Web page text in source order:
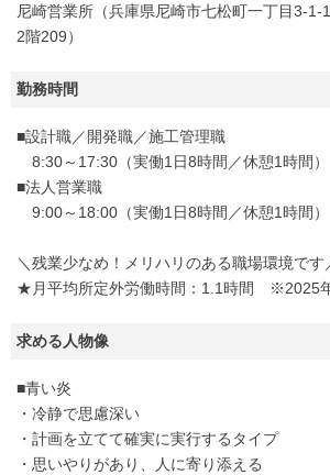
尼崎営業所（兵庫県尼崎市七松町一丁目3-1-
2階209）
勤務時間
■設計職／開発職／施工管理職
8:30～17:30（実働1日8時間／休憩1時間）
■法人営業職
9:00～18:00（実働1日8時間／休憩1時間）
＼残業少なめ！メリハリのある職場環境です
★月平均所定外労働時間：1.1時間 ※2025
求める人物像
■青い炎
・冷静で思慮深い
・計画を立てて確実に実行するタイプ
・思いやりがあり、人に寄り添える